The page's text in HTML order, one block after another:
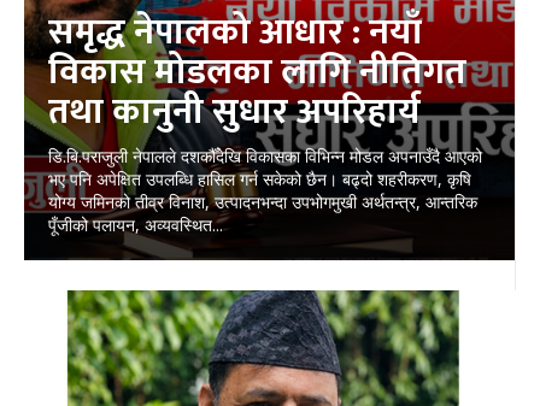
समृद्ध नेपालको आधार : नयाँ
विकास मोडलका लागि नीतिगत
तथा कानुनी सुधार अपरिहार्य
डि.बि.पराजुली नेपालले दशकौँदेखि विकासका विभिन्न मोडल अपनाउँदै आएको
भए पनि अपेक्षित उपलब्धि हासिल गर्न सकेको छैन। बढ्दो शहरीकरण, कृषि
योग्य जमिनको तीव्र विनाश, उत्पादनभन्दा उपभोगमुखी अर्थतन्त्र, आन्तरिक
पूँजीको पलायन, अव्यवस्थित...